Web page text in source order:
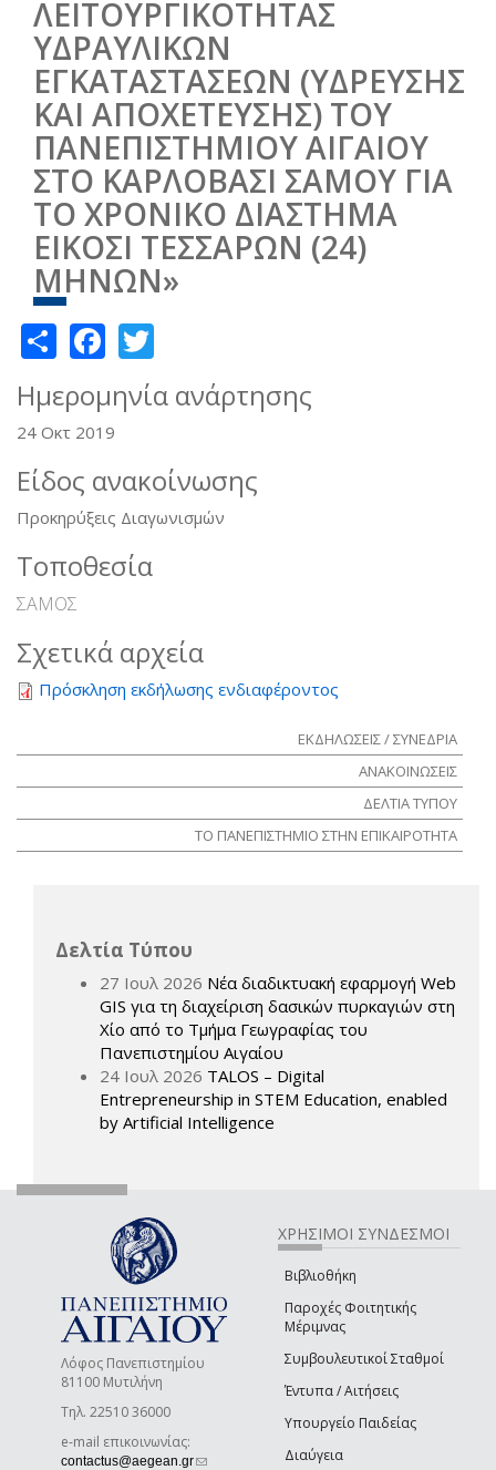
ΛΕΙΤΟΥΡΓΙΚΟΤΗΤΑΣ
ΥΔΡΑΥΛΙΚΩΝ
ΕΓΚΑΤΑΣΤΑΣΕΩΝ (ΥΔΡΕΥΣΗΣ
ΚΑΙ ΑΠΟΧΕΤΕΥΣΗΣ) ΤΟΥ
ΠΑΝΕΠΙΣΤΗΜΙΟΥ ΑΙΓΑΙΟΥ
ΣΤΟ ΚΑΡΛΟΒΑΣΙ ΣΑΜΟΥ ΓΙΑ
ΤΟ ΧΡΟΝΙΚΟ ΔΙΑΣΤΗΜΑ
ΕΙΚΟΣΙ ΤΕΣΣΑΡΩΝ (24)
ΜΗΝΩΝ»
ShareFacebook
Ημερομηνία ανάρτησης
24 Οκτ 2019
Είδος ανακοίνωσης
Προκηρύξεις Διαγωνισμών
Τοποθεσία
ΣΑΜΟΣ
Σχετικά αρχεία
Πρόσκληση εκδήλωσης ενδιαφέροντος
ΕΚΔΗΛΩΣΕΙΣ / ΣΥΝΕΔΡΙΑ
ΑΝΑΚΟΙΝΩΣΕΙΣ
ΔΕΛΤΙΑ ΤΥΠΟΥ
ΤΟ ΠΑΝΕΠΙΣΤΗΜΙΟ ΣΤΗΝ ΕΠΙΚΑΙΡΟΤΗΤΑ
Δελτία Τύπου
27 Ιουλ 2026 Νέα διαδικτυακή εφαρμογή Web
GIS για τη διαχείριση δασικών πυρκαγιών στη
Χίο από το Τμήμα Γεωγραφίας του
Πανεπιστημίου Αιγαίου
24 Ιουλ 2026 TALOS – Digital
Entrepreneurship in STEM Education, enabled
by Artificial Intelligence
Λόφος Πανεπιστημίου
81100 Μυτιλήνη
Τηλ. 22510 36000
e-mail επικοινωνίας:
contactus@aegean.gr(link sends e-mail)
ΧΡΗΣΙΜΟΙ ΣΥΝΔΕΣΜΟΙ
Βιβλιοθήκη
Παροχές Φοιτητικής
Μέριμνας
Συμβουλευτικοί Σταθμοί
Έντυπα / Αιτήσεις
Υπουργείο Παιδείας
Διαύγεια